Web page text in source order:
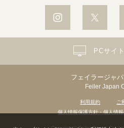
フェイラージャ
Feiler Japan
利用規約
ご
個人情報保護方針・個人情
PCサイ